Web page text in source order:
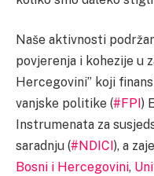
Naše aktivnosti
povjerenja i kohezije u
Hercegovini” koji
vanjske politike (#FPI)
Instrumenata za
saradnju (#NDICI), a
Bosni i Hercegovini,